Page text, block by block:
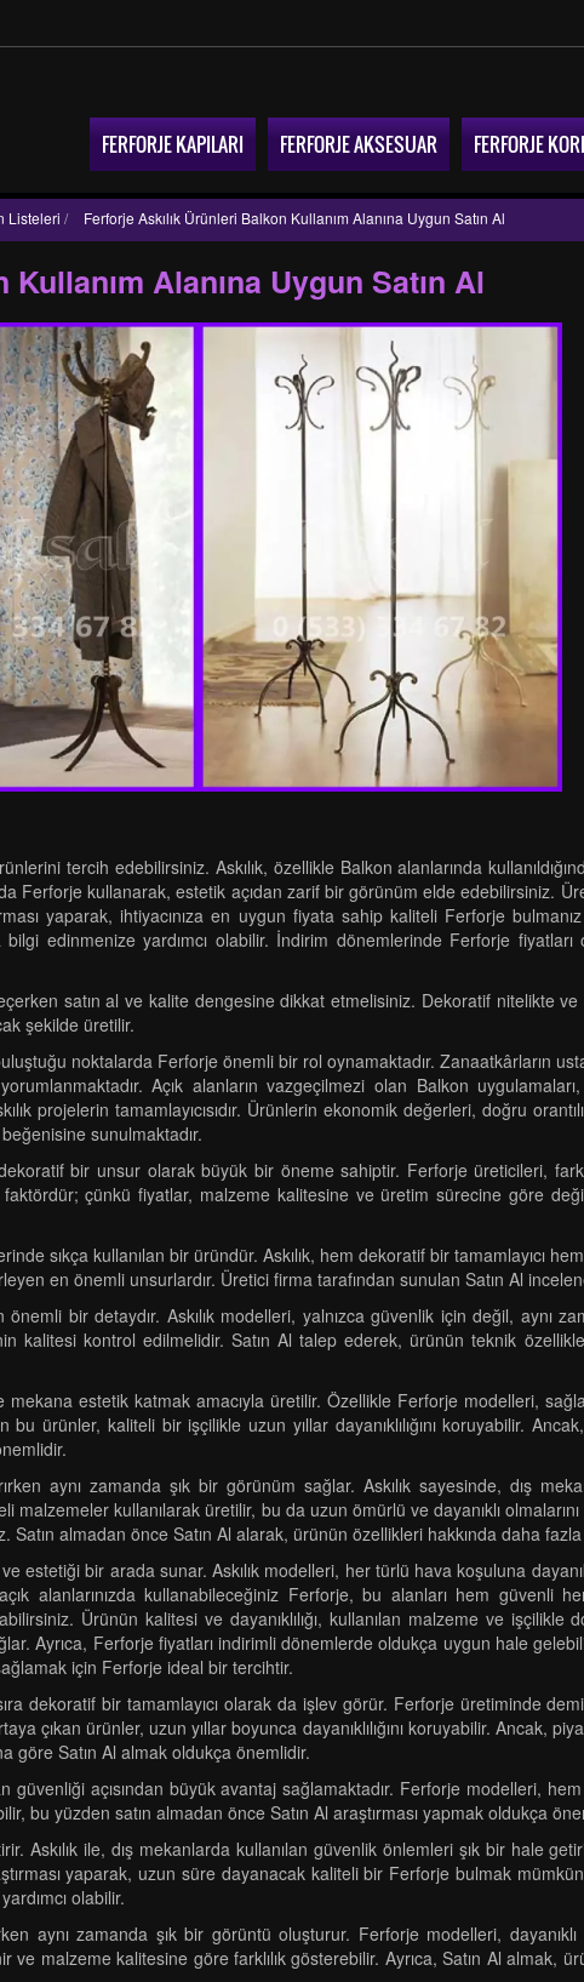
FERFORJE KAPILARI FERFORJE AKSESUAR FERFORJE
Listeleri / Ferforje Askılık Ürünleri Balkon Kullanım Alanına Uygun Satın Al
Alanına Uygun Satın Al
tercih edebilirsiniz. Askılık, özellikle Balkon alanlarında
Ferforje kullanarak, estetik açıdan zarif bir görünüm elde edebilirsiniz.
yaparak, ihtiyacınıza en uygun fiyata sahip kaliteli Ferforje
bilgi edinmenize yardımcı olabilir. İndirim dönemlerinde Ferforje
satın al ve kalite dengesine dikkat etmelisiniz. Dekoratif nitelikte
şekilde üretilir.
noktalarda Ferforje önemli bir rol oynamaktadır. Zanaatkârların
Açık alanların vazgeçilmezi olan Balkon
projelerin tamamlayıcısıdır. Ürünlerin ekonomik değerleri, doğru
sunulmaktadır.
bir unsur olarak büyük bir öneme sahiptir. Ferforje üreticileri,
çünkü fiyatlar, malzeme kalitesine ve üretim sürecine göre
sıkça kullanılan bir üründür. Askılık, hem dekoratif bir tamamlayıcı
en önemli unsurlardır. Üretici firma tarafından sunulan Satın Al
bir detaydır. Askılık modelleri, yalnızca güvenlik için değil, aynı
kalitesi kontrol edilmelidir. Satın Al talep ederek, ürünün teknik
estetik katmak amacıyla üretilir. Özellikle Ferforje modelleri,
ürünler, kaliteli bir işçilikle uzun yıllar dayanıklılığını koruyabilir.
aynı zamanda şık bir görünüm sağlar. Askılık sayesinde, dış
kullanılarak üretilir, bu da uzun ömürlü ve dayanıklı
almadan önce Satın Al alarak, ürünün özellikleri hakkında daha
estetiği bir arada sunar. Askılık modelleri, her türlü hava koşuluna
alanlarınızda kullanabileceğiniz Ferforje, bu alanları hem güvenli
Ürünün kalitesi ve dayanıklılığı, kullanılan malzeme ve işçilikle
Ayrıca, Ferforje fiyatları indirimli dönemlerde oldukça uygun hale
için Ferforje ideal bir tercihtir.
dekoratif bir tamamlayıcı olarak da işlev görür. Ferforje üretiminde
çıkan ürünler, uzun yıllar boyunca dayanıklılığını koruyabilir. Ancak,
göre Satın Al almak oldukça önemlidir.
güvenliği açısından büyük avantaj sağlamaktadır. Ferforje modelleri,
bu yüzden satın almadan önce Satın Al araştırması yapmak oldukça
Askılık ile, dış mekanlarda kullanılan güvenlik önlemleri şık bir hale
yaparak, uzun süre dayanacak kaliteli bir Ferforje bulmak
olabilir.
aynı zamanda şık bir görüntü oluşturur. Ferforje modelleri,
ve malzeme kalitesine göre farklılık gösterebilir. Ayrıca, Satın Al almak,